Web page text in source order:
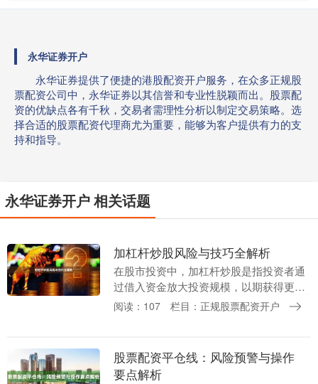
永华证券开户
永华证券提供了便捷的港股配资开户服务，在众多正规股
票配资公司中，永华证券以其信誉和专业性脱颖而出。股票配
资的优缺点各有千秋，交易者需理性分析以制定交易策略。选
择合适的股票配资代理商尤为重要，能够为客户提供有力的支
持和指导。
永华证券开户 相关话题
加杠杆炒股风险与技巧全解析
在股市投资中，加杠杆炒股是指投资者通
过借入资金放大投资规模，以期获得更高
收益的操作方式。虽然杠杆能放大收益，
阅读：107 栏目：正规股票配资开户
股票配资平仓线：风险预警与操作
要点解析